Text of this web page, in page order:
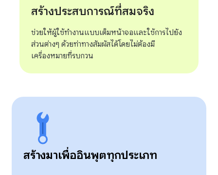
สร้างประสบการณ์ที่สมจริง
ช่วยให้ผู้ใช้ทำงานแบบเต็มหน้าจอและใช้การไปยัง
ส่วนต่างๆ ด้วยท่าทางสัมผัสได้โดยไม่ต้องมี
เครื่องหมายที่รบกวน
สร้างมาเพื่ออินพุตทุกประเภท